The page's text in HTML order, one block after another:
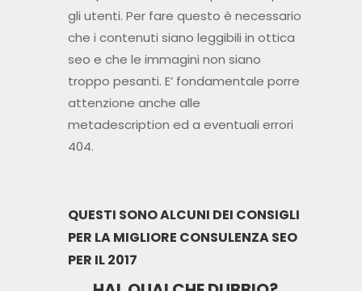
gli utenti. Per fare questo è necessario
che i contenuti siano leggibili in ottica
seo e che le immagini non siano
troppo pesanti. E’ fondamentale porre
attenzione anche alle
metadescription ed a eventuali errori
404.
QUESTI SONO ALCUNI DEI CONSIGLI
PER LA MIGLIORE CONSULENZA SEO
PER IL 2017